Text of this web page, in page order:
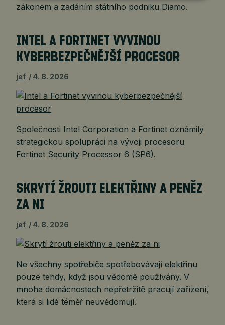
zákonem a zadáním státního podniku Diamo.
INTEL A FORTINET VYVINOU
KYBERBEZPEČNĚJŠÍ PROCESOR
jef 4. 8. 2026
Společnosti Intel Corporation a Fortinet oznámily
strategickou spolupráci na vývoji procesoru
Fortinet Security Processor 6 (SP6).
SKRYTÍ ŽROUTI ELEKTŘINY A PENĚZ
ZA NI
jef 4. 8. 2026
Ne všechny spotřebiče spotřebovávají elektřinu
pouze tehdy, když jsou vědomě používány. V
mnoha domácnostech nepřetržitě pracují zařízení,
která si lidé téměř neuvědomují.